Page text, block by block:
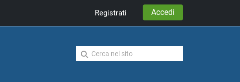
Registrati Accedi